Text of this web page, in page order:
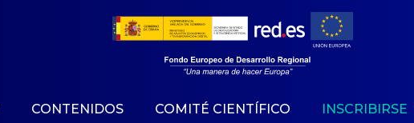
CONTENIDOS COMITÉ CIENTÍFICO INSCRIBIRSE